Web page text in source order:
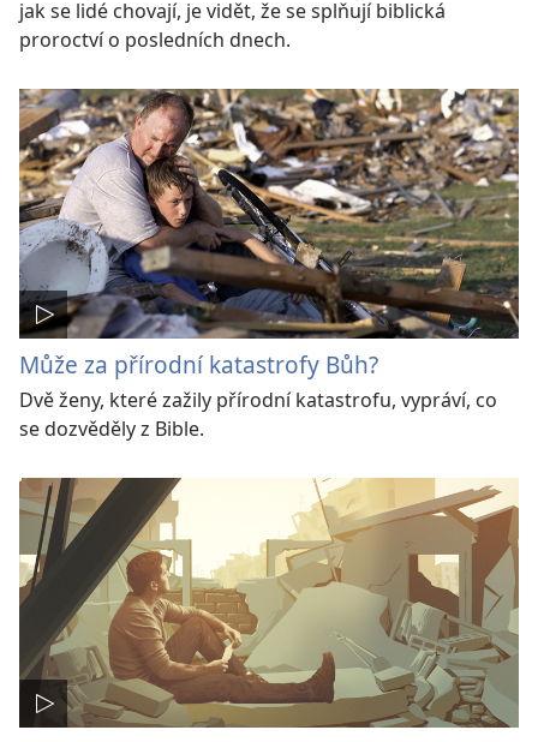
jak se lidé chovají, je vidět, že se splňují biblická
proroctví o posledních dnech.
Může za přírodní katastrofy Bůh?
Dvě ženy, které zažily přírodní katastrofu, vypráví, co
se dozvěděly z Bible.